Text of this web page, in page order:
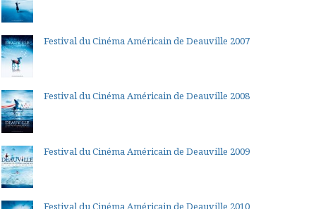
Festival du Cinéma Américain de Deauville 2007
Festival du Cinéma Américain de Deauville 2008
Festival du Cinéma Américain de Deauville 2009
Festival du Cinéma Américain de Deauville 2010